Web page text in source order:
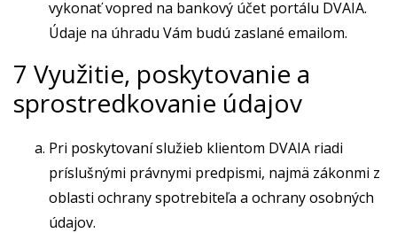
vykonať vopred na bankový účet portálu DVAIA.
Údaje na úhradu Vám budú zaslané emailom.
7 Využitie, poskytovanie a
sprostredkovanie údajov
Pri poskytovaní služieb klientom DVAIA riadi
príslušnými právnymi predpismi, najmä zákonmi z
oblasti ochrany spotrebiteľa a ochrany osobných
údajov.